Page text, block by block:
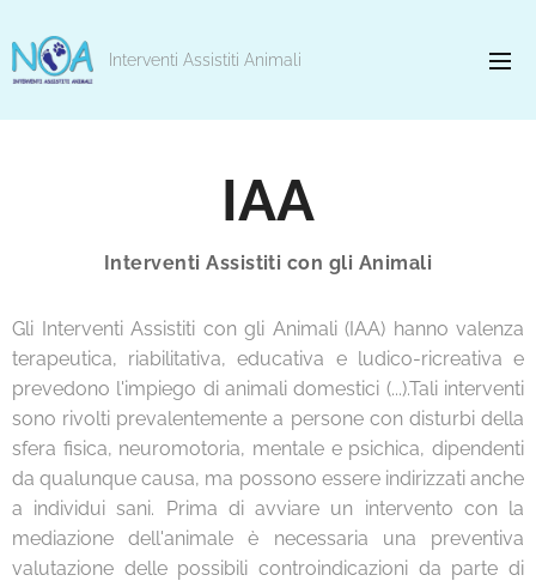
Interventi Assistiti Animali
IAA
Interventi Assistiti con gli Animali
Gli Interventi Assistiti con gli Animali (IAA) hanno valenza
terapeutica, riabilitativa, educativa e ludico-ricreativa e
prevedono l'impiego di animali domestici (...).Tali interventi
sono rivolti prevalentemente a persone con disturbi della
sfera fisica, neuromotoria, mentale e psichica, dipendenti
da qualunque causa, ma possono essere indirizzati anche
a individui sani. Prima di avviare un intervento con la
mediazione dell'animale è necessaria una preventiva
valutazione delle possibili controindicazioni da parte di